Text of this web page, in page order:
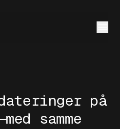
på
samme